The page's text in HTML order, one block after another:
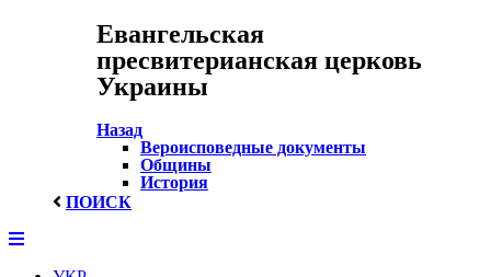
Евангельская
пресвитерианская церковь
Украины
Назад
Вероисповедные документы
Общины
История
ПОИСК